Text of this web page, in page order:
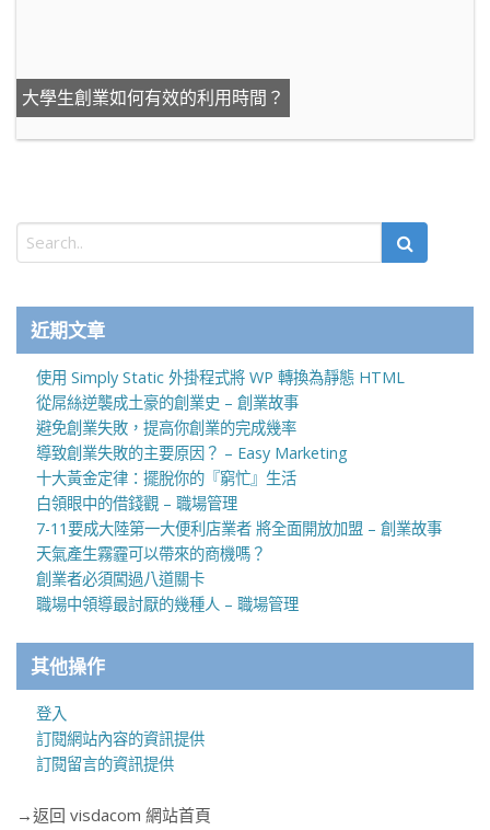
大學生創業如何有效的利用時間？
近期文章
使用 Simply Static 外掛程式將 WP 轉換為靜態 HTML
從屌絲逆襲成土豪的創業史 – 創業故事
避免創業失敗，提高你創業的完成幾率
導致創業失敗的主要原因？ – Easy Marketing
十大黃金定律：擺脫你的『窮忙』生活
白領眼中的借錢觀 – 職場管理
7-11要成大陸第一大便利店業者 將全面開放加盟 – 創業故事
天氣產生霧霾可以帶來的商機嗎？
創業者必須闖過八道關卡
職場中領導最討厭的幾種人 – 職場管理
其他操作
登入
訂閱網站內容的資訊提供
訂閱留言的資訊提供
→返回 visdacom 網站首頁